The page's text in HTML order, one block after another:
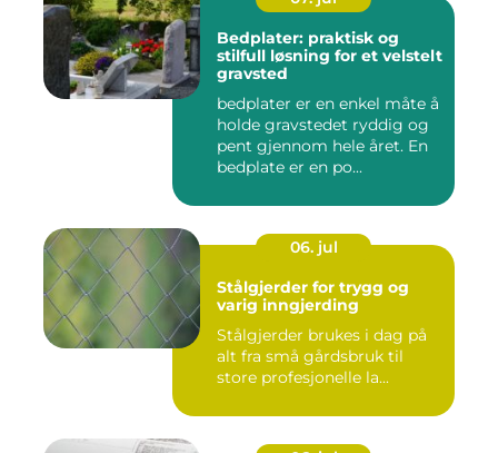
Bedplater: praktisk og
stilfull løsning for et velstelt
gravsted
bedplater er en enkel måte å
holde gravstedet ryddig og
pent gjennom hele året. En
bedplate er en po...
06. jul
Stålgjerder for trygg og
varig inngjerding
Stålgjerder brukes i dag på
alt fra små gårdsbruk til
store profesjonelle la...